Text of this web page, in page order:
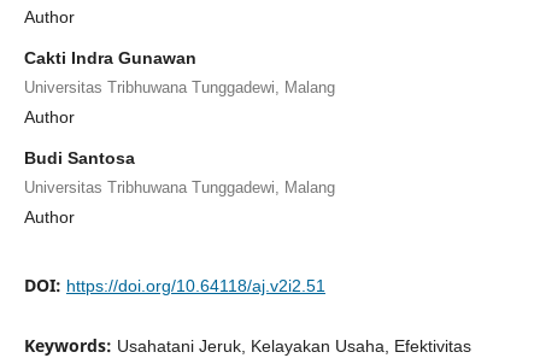
Author
Cakti Indra Gunawan
Universitas Tribhuwana Tunggadewi, Malang
Author
Budi Santosa
Universitas Tribhuwana Tunggadewi, Malang
Author
DOI: https://doi.org/10.64118/aj.v2i2.51
Keywords: Usahatani Jeruk, Kelayakan Usaha, Efektivitas